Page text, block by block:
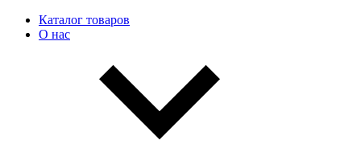
Каталог товаров
О нас